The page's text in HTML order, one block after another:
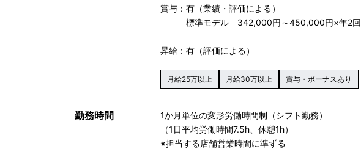
賞与：有（業績・評価による）
標準モデル 342,000円～450,000円×年2回
昇給：有（評価による）
月給25万以上 月給30万以上 賞与・ボーナスあり
勤務時間
1か月単位の変形労働時間制（シフト勤務）
（1日平均労働時間7.5h、休憩1h）
※担当する店舗営業時間に準ずる